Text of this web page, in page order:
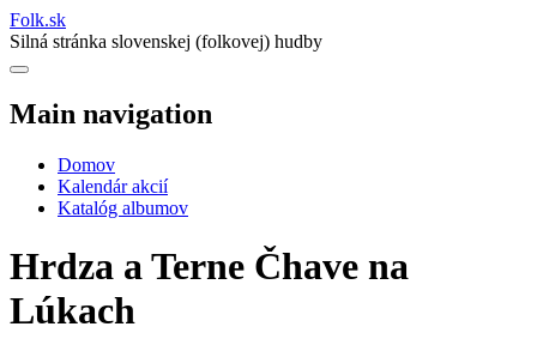
Folk.sk
Silná stránka slovenskej (folkovej) hudby
Main navigation
Domov
Kalendár akcií
Katalóg albumov
Hrdza a Terne Čhave na
Lúkach